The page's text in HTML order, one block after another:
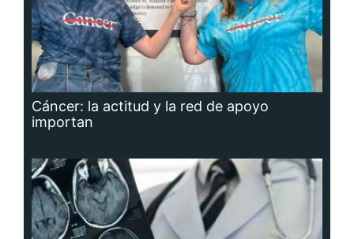
Cáncer: la actitud y la red de apoyo
importan